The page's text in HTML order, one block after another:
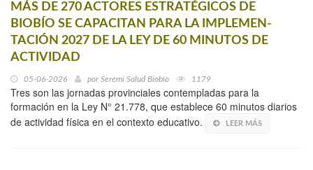
MÁS DE 270 ACTORES ESTRATÉGICOS DE
BIOBÍO SE CAPACITAN PARA LA IMPLEMEN-
TACIÓN 2027 DE LA LEY DE 60 MINUTOS DE
ACTIVIDAD
05-06-2026 por Seremi Salud Biobío 1179
Tres son las jornadas provinciales contempladas para la
formación en la Ley N° 21.778, que establece 60 minutos diarios
de actividad física en el contexto educativo.
LEER MÁS